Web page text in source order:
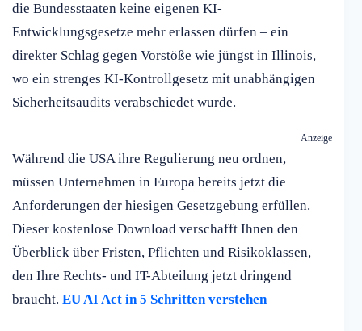
die Bundesstaaten keine eigenen KI-
Entwicklungsgesetze mehr erlassen dürfen – ein
direkter Schlag gegen Vorstöße wie jüngst in Illinois,
wo ein strenges KI-Kontrollgesetz mit unabhängigen
Sicherheitsaudits verabschiedet wurde.
Anzeige
Während die USA ihre Regulierung neu ordnen,
müssen Unternehmen in Europa bereits jetzt die
Anforderungen der hiesigen Gesetzgebung erfüllen.
Dieser kostenlose Download verschafft Ihnen den
Überblick über Fristen, Pflichten und Risikoklassen,
den Ihre Rechts- und IT-Abteilung jetzt dringend
braucht. EU AI Act in 5 Schritten verstehen